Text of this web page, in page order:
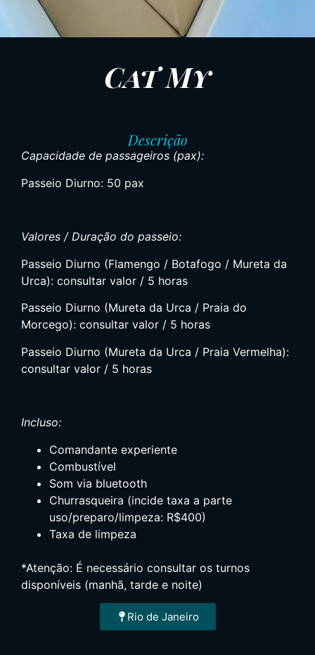
Cat My
Descrição
Capacidade de passageiros (pax):
Passeio Diurno: 50 pax
Valores / Duração do passeio:
Passeio Diurno (Flamengo / Botafogo / Mureta da
Urca): consultar valor / 5 horas
Passeio Diurno (Mureta da Urca / Praia do
Morcego): consultar valor / 5 horas
Passeio Diurno (Mureta da Urca / Praia Vermelha):
consultar valor / 5 horas
Incluso:
Comandante experiente
Combustível
Som via bluetooth
Churrasqueira (incide taxa a parte
uso/preparo/limpeza: R$400)
Taxa de limpeza
*Atenção: É necessário consultar os turnos
disponíveis (manhã, tarde e noite)
Rio de Janeiro